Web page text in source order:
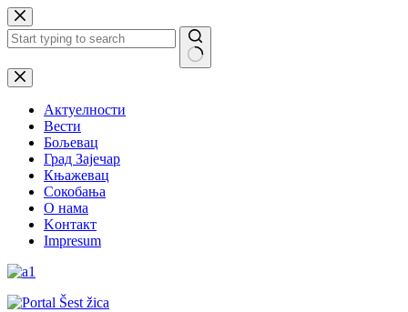
Skip
to
content
No
results
Актуелности
Вести
Бољевац
Град Зајечар
Књажевац
Сокобања
O нама
Kонтакт
Impresum